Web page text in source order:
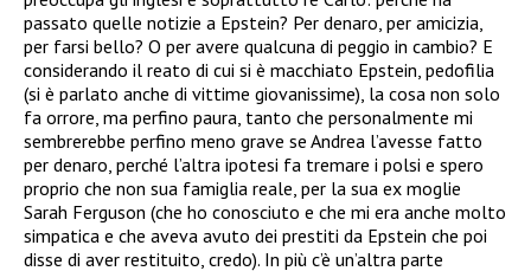
passato quelle notizie a Epstein? Per denaro, per amicizia,
per farsi bello? O per avere qualcuna di peggio in cambio? E
considerando il reato di cui si è macchiato Epstein, pedofilia
(si è parlato anche di vittime giovanissime), la cosa non solo
fa orrore, ma perfino paura, tanto che personalmente mi
sembrerebbe perfino meno grave se Andrea l’avesse fatto
per denaro, perché l’altra ipotesi fa tremare i polsi e spero
proprio che non sua famiglia reale, per la sua ex moglie
Sarah Ferguson (che ho conosciuto e che mi era anche molto
simpatica e che aveva avuto dei prestiti da Epstein che poi
disse di aver restituito, credo). In più c’è un’altra parte